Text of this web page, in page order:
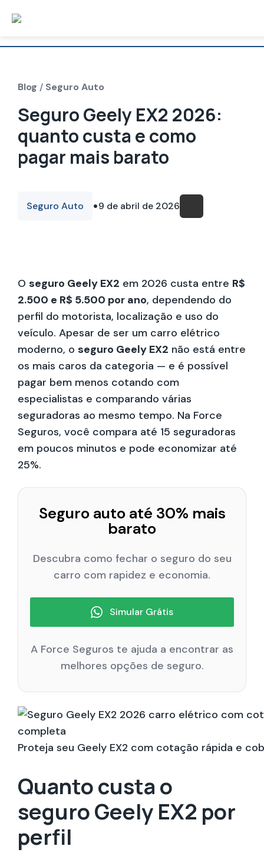
Blog / Seguro Auto
Seguro Geely EX2 2026:
quanto custa e como
pagar mais barato
Seguro Auto •9 de abril de 2026
O seguro Geely EX2 em 2026 custa entre R$
2.500 e R$ 5.500 por ano, dependendo do
perfil do motorista, localização e uso do
veículo. Apesar de ser um carro elétrico
moderno, o seguro Geely EX2 não está entre
os mais caros da categoria — e é possível
pagar bem menos cotando com
especialistas e comparando várias
seguradoras ao mesmo tempo. Na Force
Seguros, você compara até 15 seguradoras
em poucos minutos e pode economizar até
25%.
Seguro auto até 30% mais
barato
Descubra como fechar o seguro do seu
carro com rapidez e economia.
Simular Grátis
A Force Seguros te ajuda a encontrar as
melhores opções de seguro.
Proteja seu Geely EX2 com cotação rápida e
Quanto custa o
seguro Geely EX2 por
perfil